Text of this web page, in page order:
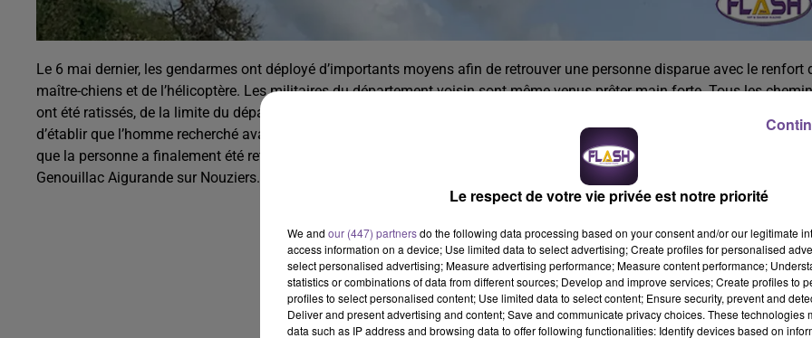
Le 6 mai dernier, les gendarmes ont déployé d’importants moyens afin de retrouver une personne disparue avec le renfort
maître-chiens et de l’hélicoptère. Les militaires du département voisin sont même venus prêter main forte. Tous les
ont été ratissés, de la limite du département de l’Indre jusqu’à Genouillac. Le travail des enquêteurs sur le terrain a permis
d’établir que l’homme recherché avait été vu la veille à 16h30 vers le Château d’eau de la Cellette. C’est au sud de cette
que la personne a finalement été retrouvé en vie mais affaiblie et en hypothermie dans un champ labouré non loin de l’axe
Genouillac Aigurande sur Nouziers.
Le respect de votre vie privée est notre priorité
We and our (447) partnersdo the following data processing based on your consent and/or our legitimate
access information on a device; Use limited data to select advertising; Create profiles for personalised
select personalised advertising; Measure advertising performance; Measure content performance;
statistics or combinations of data from different sources; Develop and improve services; Create profiles to
profiles to select personalised content; Use limited data to select content; Ensure security, prevent and
Deliver and present advertising and content; Save and communicate privacy choices. These technologies
data such as IP address and browsing data to offer following functionalities: Identify devices based on